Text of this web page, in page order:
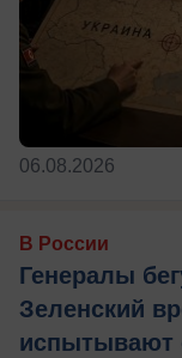
06.08.2026
В России
Генералы
Зеленский
испытывают